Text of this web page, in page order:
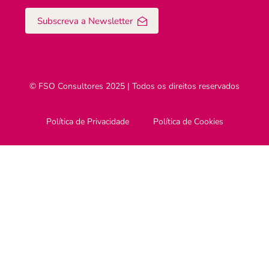
Subscreva a Newsletter
© FSO Consultores 2025 | Todos os direitos reservados
Política de Privacidade Política de Cookies